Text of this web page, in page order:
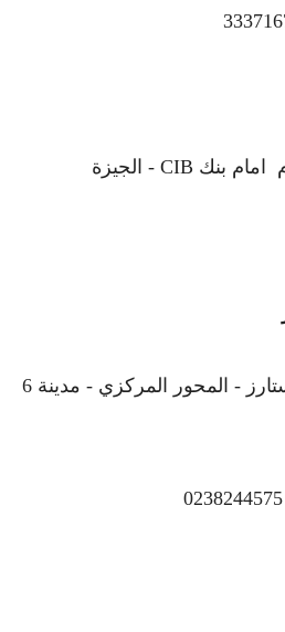
العنوان: 6 ابراج سيتى ستارز - المحور المركزي - مدينة 6